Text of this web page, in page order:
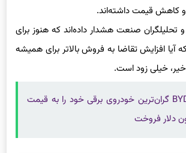
کاهش قیمت داشته‌اند.
و تحلیلگران صنعت هشدار داده‌اند که هنوز برای
آیا افزایش تقاضا به فروش بالاتر برای همیشه
خیلی زود است.
BYD گران‌ترین خودروی برقی خود را به قیمت